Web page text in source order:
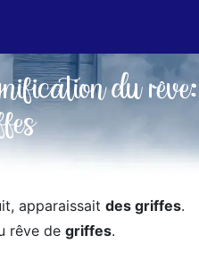
du rêve:
apparaissait des griffes.
rêve de griffes.